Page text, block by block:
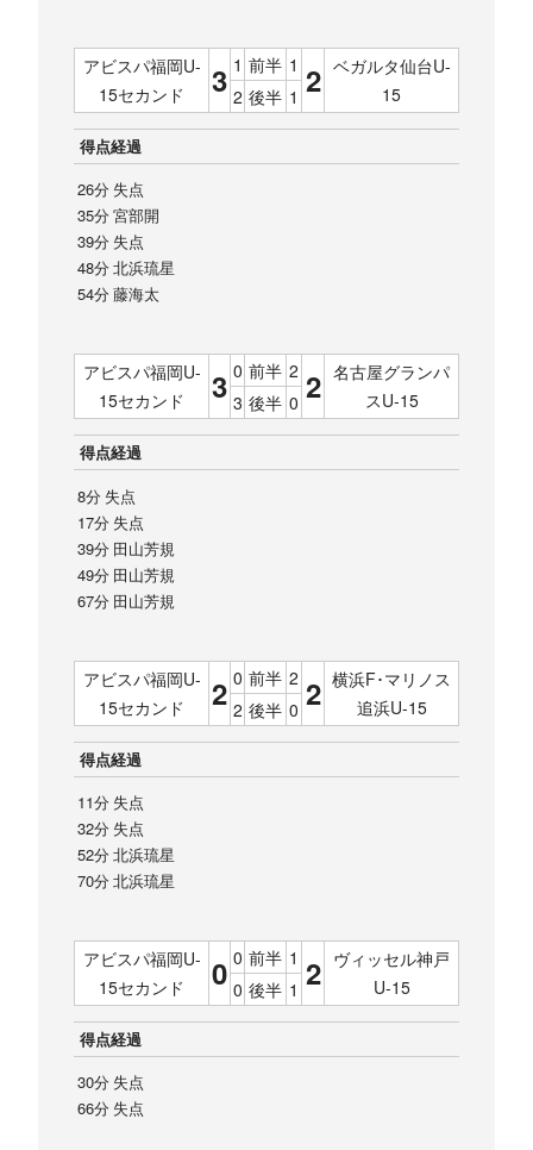
アビスパ福岡U-
15セカンド
3 1 前半 1 2 ベガルタ仙台U-
15
2 後半 1
得点経過
26分 失点
35分 宮部開
39分 失点
48分 北浜琉星
54分 藤海太
アビスパ福岡U-
15セカンド
3 0 前半 2 2 名古屋グランパ
スU-15
3 後半 0
得点経過
8分 失点
17分 失点
39分 田山芳規
49分 田山芳規
67分 田山芳規
アビスパ福岡U-
15セカンド
2 0 前半 2 2 横浜F･マリノス
追浜U-15
2 後半 0
得点経過
11分 失点
32分 失点
52分 北浜琉星
70分 北浜琉星
アビスパ福岡U-
15セカンド
0 0 前半 1 2 ヴィッセル神戸
U-15
0 後半 1
得点経過
30分 失点
66分 失点